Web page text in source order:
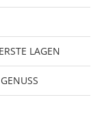
LAGEN